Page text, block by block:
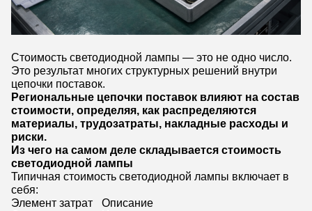
Стоимость светодиодной лампы — это не одно число.
Это результат многих структурных решений внутри
цепочки поставок.
Региональные цепочки поставок влияют на состав
стоимости, определяя, как распределяются
материалы, трудозатраты, накладные расходы и
риски.
Из чего на самом деле складывается стоимость
светодиодной лампы
Типичная стоимость светодиодной лампы включает в
себя:
Элемент затрат
Описание